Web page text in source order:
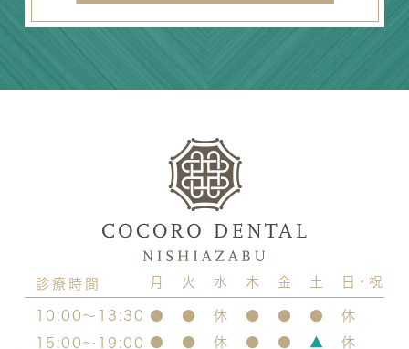
診療時間 月 火 水 木 金 土 日・祝
10:00～13:30 ● ● 休 ● ● ●
休
15:00～19:00 ● ● 休 ● ● ▲ 休